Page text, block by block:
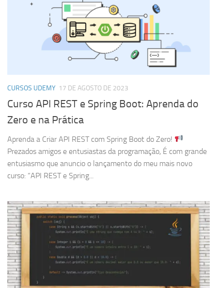
CURSOS UDEMY 17 DE AGOSTO DE 2023
Curso API REST e Spring Boot: Aprenda do
Zero e na Prática
Aprenda a Criar API REST com Spring Boot do Zero!
Prezados amigos e entusiastas da programação, É com grande
entusiasmo que anuncio o lançamento do meu mais novo
curso: “API REST e Spring...